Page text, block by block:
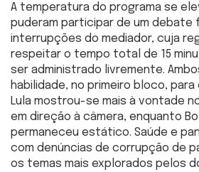
A temperatura do programa se
puderam participar de um debate
interrupções do mediador, cuja
respeitar o tempo total de 15
ser administrado livremente.
habilidade, no primeiro bloco,
Lula mostrou-se mais à vontade
em direção à câmera, enquanto
permaneceu estático. Saúde e
com denúncias de corrupção de
os temas mais explorados pelos